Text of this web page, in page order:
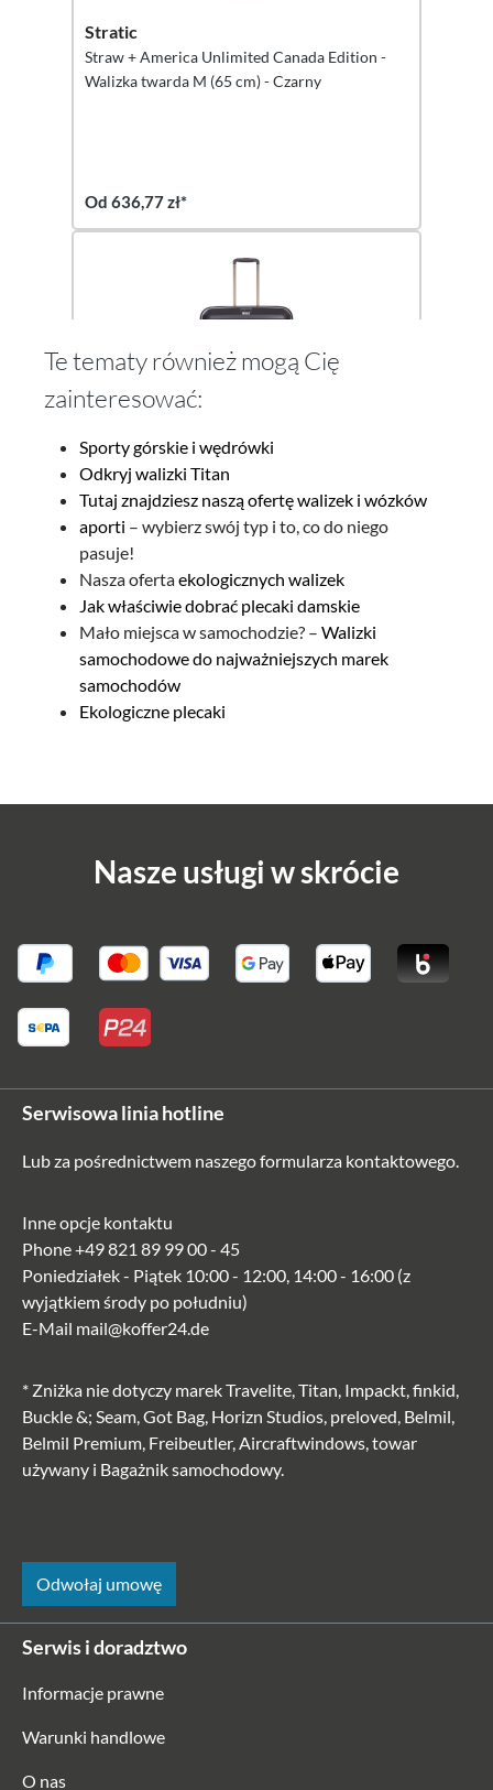
Stratic
Straw + America Unlimited Canada Edition -
Walizka twarda M (65 cm) - Czarny
Od 636,77 zł*
Stratic
Straw + – walizka z twardą obudową L (75 cm)
506,65 zł*
Stratic
Straw + America Unlimited Canada Edition –
zestaw walizek z twardą obudową M/L – czarny
Od 1 487,07 zł*
Te tematy również mogą Cię
zainteresować:
Sporty górskie i wędrówki
Odkryj walizki Titan
Tutaj znajdziesz naszą ofertę walizek i wózków
aporti – wybierz swój typ i to, co do niego
pasuje!
Nasza ofertaekologicznych walizek
Jak właściwie dobrać plecaki damskie
Mało miejsca w samochodzie? – Walizki
samochodowe do najważniejszych marek
samochodów
Ekologiczne plecaki
Nasze usługi w skrócie
Serwisowa linia hotline
Lub za pośrednictwem naszegoformularza kontaktowego.
Inne opcje kontaktu
Phone+49 821 89 99 00 - 45
Poniedziałek - Piątek 10:00 - 12:00, 14:00 - 16:00 (z
wyjątkiem środy po południu)
E-Mail mail@koffer24.de
* Zniżka nie dotyczy marek Travelite, Titan, Impackt, finkid,
Buckle &; Seam, Got Bag, Horizn Studios, preloved, Belmil,
Belmil Premium, Freibeutler, Aircraftwindows, towar
używany i Bagażnik samochodowy.
Odwołaj umowę
Serwis i doradztwo
Informacje prawne
Warunki handlowe
O nas